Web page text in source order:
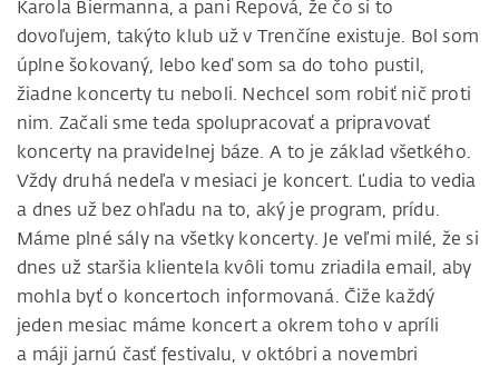
Karola Biermanna, a pani Repová, že čo si to
dovoľujem, takýto klub už v Trenčíne existuje. Bol som
úplne šokovaný, lebo keď som sa do toho pustil,
žiadne koncerty tu neboli. Nechcel som robiť nič proti
nim. Začali sme teda spolupracovať a pripravovať
koncerty na pravidelnej báze. A to je základ všetkého.
Vždy druhá nedeľa v mesiaci je koncert. Ľudia to vedia
a dnes už bez ohľadu na to, aký je program, prídu.
Máme plné sály na všetky koncerty. Je veľmi milé, že si
dnes už staršia klientela kvôli tomu zriadila email, aby
mohla byť o koncertoch informovaná. Čiže každý
jeden mesiac máme koncert a okrem toho v apríli
a máji jarnú časť festivalu, v októbri a novembri